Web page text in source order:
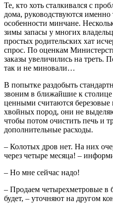
Те, кто хоть сталкивался с
дома, руководствуются
особенности минчане.
зимы запасы у многих
простых родительских хат
спрос. По оценкам
заказы увеличились на треть.
так и не миновали…
В попытке раздобыть
звоним в ближайшие к
ценными считаются березовые
хвойных пород, они не
чтобы потом очистить печь и
дополнительные расходы.
– Колотых дров нет. На них
через четыре месяца! –
– Но мне сейчас надо!
– Продаем четырехметровые в
будет, – уточняют на другом